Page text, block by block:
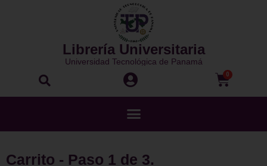
Librería Universitaria
Universidad Tecnológica de Panamá
Buscar 0
Menú
Carrito - Paso 1 de 3.